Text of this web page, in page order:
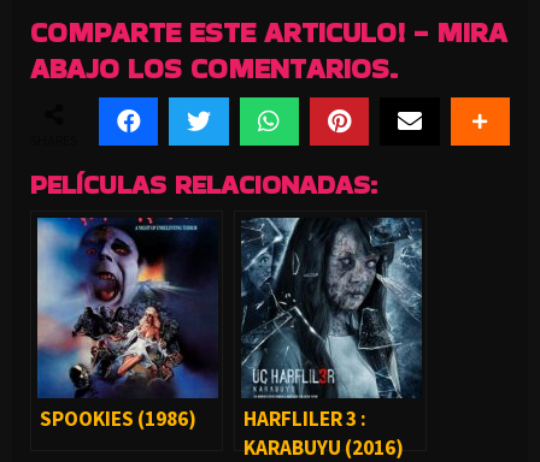
COMPARTE ESTE ARTICULO! - MIRA
ABAJO LOS COMENTARIOS.
PELÍCULAS RELACIONADAS:
SPOOKIES (1986)
HARFLILER 3 :
KARABUYU (2016)